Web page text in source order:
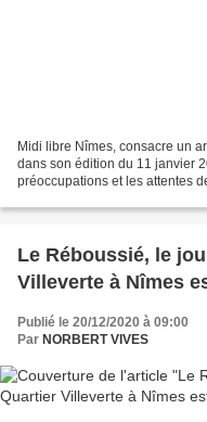
Midi libre Nîmes, consacre un
dans son édition du 11 janvier
préoccupations et les attentes
Le Réboussié, le
Villeverte à Nîmes
Publié le 20/12/2020 à 09:00
Par NORBERT VIVES